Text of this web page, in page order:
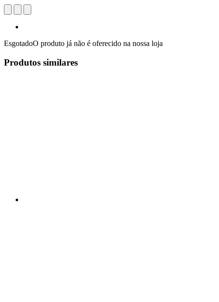
EsgotadoO produto já não é oferecido na nossa loja
Produtos similares